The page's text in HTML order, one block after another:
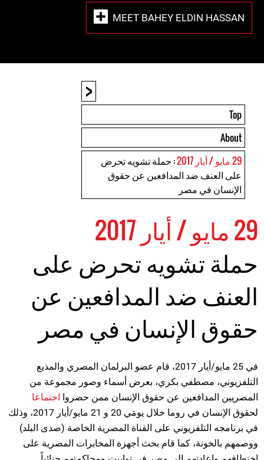
MEET BAHEY ELDIN HASSAN
<
Top
About
29 مايو / أيار 2017
: حملة تشويه تحرض
على العنف ضد المدافعين عن حقوق
الإنسان في مصر
29 مايو / أيار 2017
حملة تشويه تحرض على
العنف ضد المدافعين عن
حقوق الإنسان في مصر
في 25 مايو/أيار 2017، قام عضو البرلمان المصري والمذيع
التلفزيوني، مصطفي بكري، بعرض أسماء وصور مجموعة من
المصريين المدافعين عن حقوق الإنسان ممن حضروا اجتماعا
لحقوق الإنسان في روما خلال يومَي 20 و 21 مايو/أيار 2017، وذلك
في برنامجه التلفزيوني على القناة المصرية الخاصة (صدى البلد)
ووصمهم بالخونة، كما قام بحث أجهزة المخابرات المصرية على